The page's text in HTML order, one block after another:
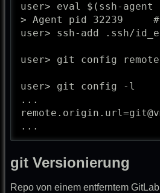
user> eval $(ssh-agent
> Agent pid 32239
user> ssh-add .ssh/
user> git config
user> git config -l
...
...
git Versionierung
Repo von einem entferntem